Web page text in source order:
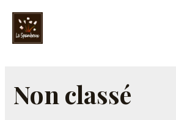
contenu
Non classé